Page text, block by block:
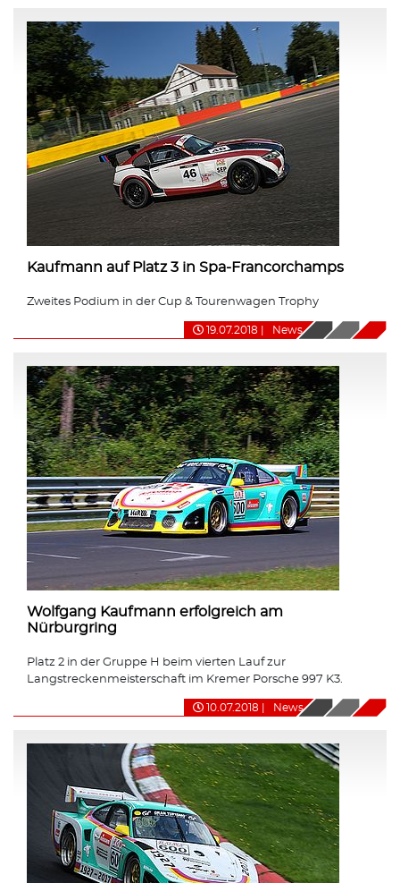
Kaufmann auf Platz 3 in Spa-Francorchamps
Zweites Podium in der Cup & Tourenwagen Trophy
19.07.2018 News
Wolfgang Kaufmann erfolgreich am
Nürburgring
Platz 2 in der Gruppe H beim vierten Lauf zur
Langstreckenmeisterschaft im Kremer Porsche 997 K3.
10.07.2018 News